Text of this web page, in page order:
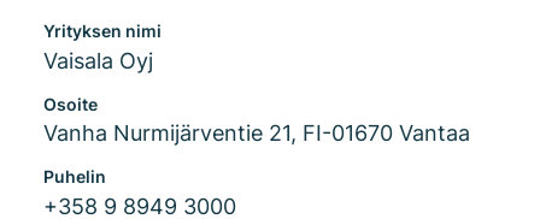
Yrityksen nimi
Vaisala Oyj
Osoite
Vanha Nurmijärventie 21, FI-01670 Vantaa
Puhelin
+358 9 8949 3000